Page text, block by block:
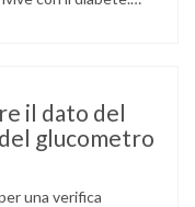
il dato del
glucometro
una verifica